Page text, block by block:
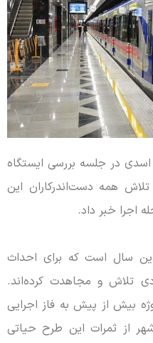
اسدی در جلسه‌ بررسی ایستگاه
همه دست‌اندرکاران این
اجرا خبر داد.
سال است که برای احداث
تلاش و مجاهدت کرده‌اند.
بیش از پیش به فاز اجرایی
از ثمرات این طرح حیاتی